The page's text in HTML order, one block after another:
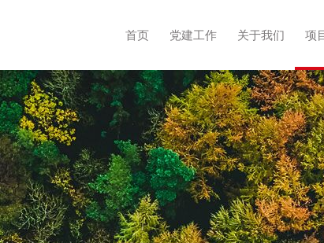
首页 党建工作 关于我们 项